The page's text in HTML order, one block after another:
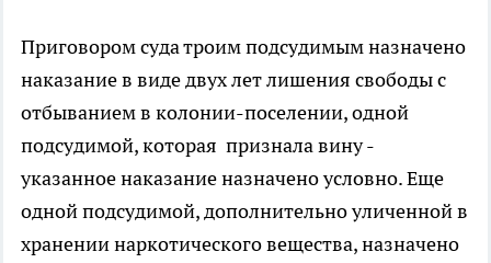
Приговором суда троим подсудимым назначено
наказание в виде двух лет лишения свободы с
отбыванием в колонии-поселении, одной
подсудимой, которая признала вину -
указанное наказание назначено условно. Еще
одной подсудимой, дополнительно уличенной в
хранении наркотического вещества, назначено